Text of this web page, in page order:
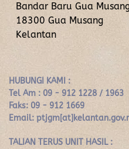
Bandar Baru Gua
18300 Gua Musang
Kelantan
HUBUNGI KAMI :
Tel Am : 09 - 912 1228 / 1963
Faks: 09 - 912 1669
Email:
TALIAN TERUS UNIT HASIL :